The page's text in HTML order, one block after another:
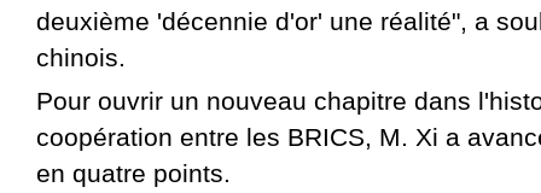
deuxième 'décennie d'or' une réalité", a
chinois.
Pour ouvrir un nouveau chapitre dans
coopération entre les BRICS, M. Xi a
en quatre points.